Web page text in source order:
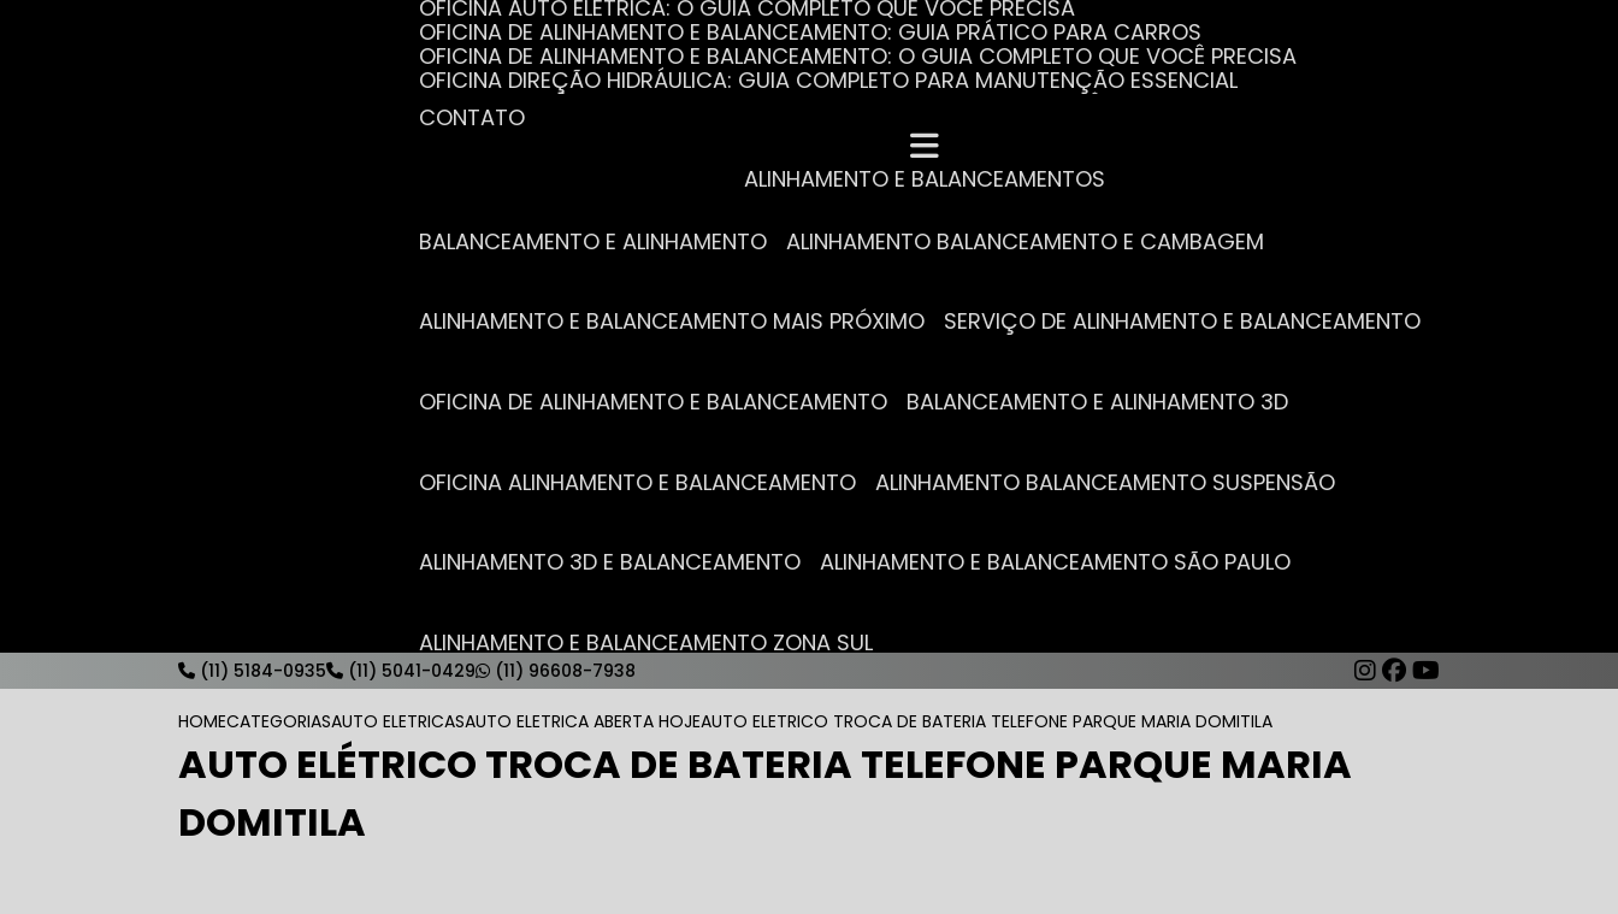
OFICINA AUTO ELÉTRICA: O GUIA COMPLETO QUE VOCÊ PRECISA
OFICINA DE ALINHAMENTO E BALANCEAMENTO: GUIA PRÁTICO PARA CARROS
OFICINA DE ALINHAMENTO E BALANCEAMENTO: O GUIA COMPLETO QUE VOCÊ PRECISA
OFICINA DIREÇÃO HIDRÁULICA: GUIA COMPLETO PARA MANUTENÇÃO ESSENCIAL
OFICINA MECÂNICA COMPLETA PARA BLINDADOS: TUDO QUE VOCÊ PRECISA SABER
POR QUE A REVISÃO AUTOMOTIVA É ESSENCIAL PARA O DESEMPENHO DO SEU CARRO
SERVIÇO DE ALINHAMENTO E BALANCEAMENTO: O QUE VOCÊ PRECISA SABER
VANTAGENS ESSENCIAIS DA TROCA DE ÓLEO PARA A SAÚDE DO SEU CARRO
CONTATO
ALINHAMENTO E BALANCEAMENTOS
BALANCEAMENTO E ALINHAMENTO ALINHAMENTO BALANCEAMENTO E CAMBAGEM
ALINHAMENTO E BALANCEAMENTO MAIS PRÓXIMO SERVIÇO DE ALINHAMENTO E BALANCEAMENTO
OFICINA DE ALINHAMENTO E BALANCEAMENTO BALANCEAMENTO E ALINHAMENTO 3D
OFICINA ALINHAMENTO E BALANCEAMENTO ALINHAMENTO BALANCEAMENTO SUSPENSÃO
ALINHAMENTO 3D E BALANCEAMENTO ALINHAMENTO E BALANCEAMENTO SÃO PAULO
ALINHAMENTO E BALANCEAMENTO ZONA SUL
AUTO ELÉTRICA MAIS PRÓXIMO AUTO ELÉTRICA AUTOMOTIVA
(11) 5184-0935 (11) 5041-0429 (11) 96608-7938
HOMECATEGORIASAUTO ELETRICASAUTO ELETRICA ABERTA HOJEAUTO ELETRICO TROCA DE BATERIA TELEFONE PARQUE MARIA DOMITILA
AUTO ELÉTRICO TROCA DE BATERIA TELEFONE PARQUE MARIA
DOMITILA